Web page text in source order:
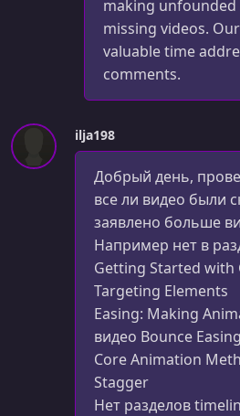
making
missing videos.
valuable time
comments.
ilja198
Добрый день,
все ли видео были
заявлено больше
Например нет в
Getting Started with
Targeting Elements
Easing: Making
видео Bounce Easing
Core Animation
Stagger
Нет разделов